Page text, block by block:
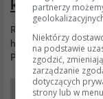
komunikat
Router CDMA
http://pasjomat.pl/
Pomozesz ;) plis ...
Początkujący Naprawy
partnerzy
Niektórzy
na podstawie
zgodzić,
zarządzanie
dotyczących
strony lub w